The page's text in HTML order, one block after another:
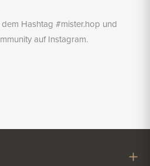
Hashtag #mister.hop und
auf Instagram.